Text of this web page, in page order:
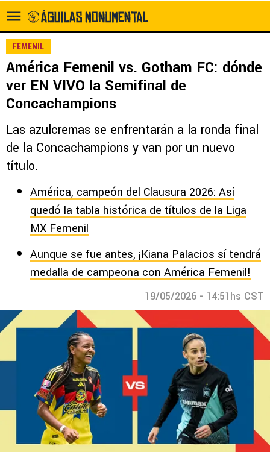
FEMENIL
América Femenil vs. Gotham FC: dónde
ver EN VIVO la Semifinal de
Concachampions
Las azulcremas se enfrentarán a la ronda final
de la Concachampions y van por un nuevo
título.
América, campeón del Clausura 2026: Así
quedó la tabla histórica de títulos de la Liga
MX Femenil
Aunque se fue antes, ¡Kiana Palacios sí tendrá
medalla de campeona con América Femenil!
19/05/2026 - 14:51hs CST